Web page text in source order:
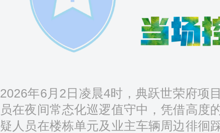
2026年6月2日凌晨4时，典跃世荣府项
员在夜间常态化巡逻值守中，凭借高度
疑人员在楼栋单元及业主车辆周边徘徊